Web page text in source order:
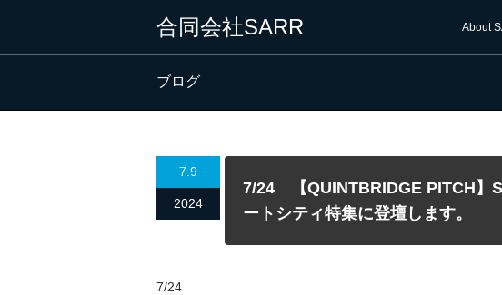
合同会社SARR About
ブログ
7.9
2024
7/24 【QUINTBRIDGE PITCH
ートシティ特集に登壇します。
7/24